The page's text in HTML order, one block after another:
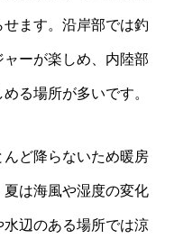
ます。沿岸部では釣
ーが楽しめ、内陸部
る場所が多いです。
ど降らないため暖房
は海風や湿度の変化
辺のある場所では涼